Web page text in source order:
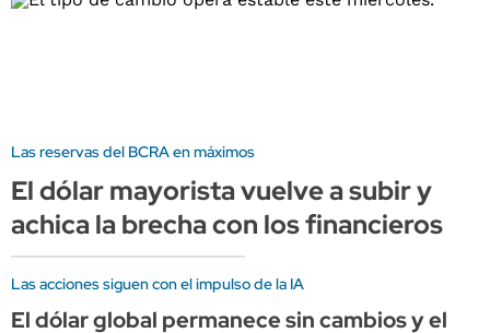
Las reservas del BCRA en máximos
El dólar mayorista vuelve a subir y
achica la brecha con los financieros
Las acciones siguen con el impulso de la IA
El dólar global permanece sin cambios y el